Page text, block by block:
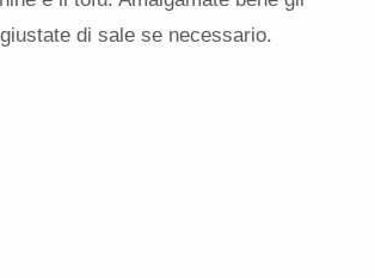
di sale se necessario.